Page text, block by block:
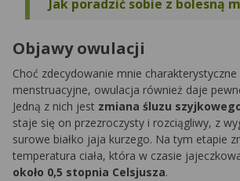
Jak poradzić sobie z bolesną
Objawy owulacji
Choć zdecydowanie mnie
menstruacyjne, owulacja również daje
Jedną z nich jest zmiana śluzu
staje się on przezroczysty i rozciągliwy, z
surowe białko jaja kurzego. Na tym etapie
temperatura ciała, która w czasie
około 0,5 stopnia Celsjusza.